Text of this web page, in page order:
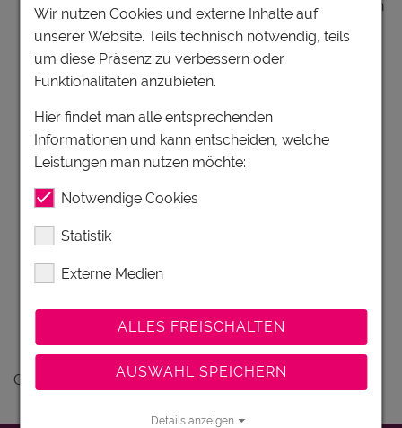
freie Benützung der Serlesbahnen | der Bergbahnen
Schlick 2000 | der Elferbahnen in Neustift: jeweils 1
Berg- und Talfahrt pro Tag
freie Fahrt mit den Bussen der Innsbrucker
Innsbruck
freie Fahrt mit der Stubaitalbahn Fulpmes-
Innsbruck-Fulpmes
Erlebnisbad StuBay - ein Eintritt für 3 Stunden pro
Woche
1 Fahrt mit der Sommerrodelbahn Mieders pro
freie Benützung des Miederer Schwimmbad’l,
sowie zahlreiche Ermäßigung für Ausflugsziele und
bei Sportanbietern
Gerne informieren wir Sie auch persönlich!
Wir nutzen Cookies und externe Inhalte auf
unserer Website. Teils technisch notwendig, teils
um diese Präsenz zu verbessern oder
Funktionalitäten anzubieten.
Hier findet man alle entsprechenden
Informationen und kann entscheiden, welche
Leistungen man nutzen möchte:
Notwendige Cookies
Statistik
Externe Medien
ALLES FREISCHALTEN
AUSWAHL SPEICHERN
Details anzeigen